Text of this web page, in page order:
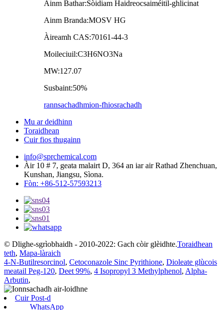
Ainm Bathar:Sòidiam Haidreocsaiméitil-ghlicinat
Ainm Branda:MOSV HG
Àireamh CAS:70161-44-3
Moileciuil:C3H6NO3Na
MW:127.07
Susbaint:50%
rannsachadhmion-fhiosrachadh
Mu ar deidhinn
Toraidhean
Cuir fios thugainn
info@sprchemical.com
Àir 10 # 7, geata malairt D, 364 an iar air Rathad Zhenchuan,
Kunshan, Jiangsu, Sìona.
Fòn: +86-512-57593213
© Dlighe-sgrìobhaidh - 2010-2022: Gach còir glèidhte.Toraidhean
teth, Mapa-làraich
4-N-Butilresorcinol, Cetoconazole Sinc Pyrithione, Dioleate glùcois
meatail Peg-120, Deet 99%, 4 Isopropyl 3 Methylphenol, Alpha-
Arbutin,
Cuir Post-d
WhatsApp